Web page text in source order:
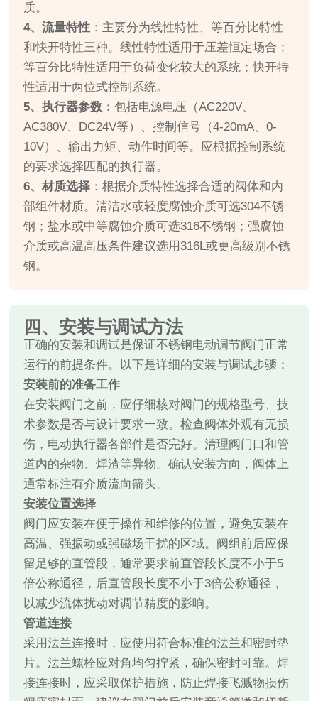
质。
4、流量特性 ：主要分为线性特性、等百分比特性
和快开特性三种。线性特性适用于压差恒定场合；
等百分比特性适用于负荷变化较大的系统；快开特
性适用于两位式控制系统。
5、执行器参数 ：包括电源电压（AC220V、
AC380V、DC24V等）、控制信号（4-20mA、0-
10V）、输出力矩、动作时间等。应根据控制系统
的要求选择匹配的执行器。
6、材质选择 ：根据介质特性选择合适的阀体和内
部组件材质。清洁水或轻度腐蚀介质可选304不锈
钢；盐水或中等腐蚀介质可选316不锈钢；强腐蚀
介质或高温高压条件建议选用316L或更高级别不锈
钢。
四、安装与调试方法
正确的安装和调试是保证不锈钢电动调节阀门正常
运行的前提条件。以下是详细的安装与调试步骤：
安装前的准备工作
在安装阀门之前，应仔细核对阀门的规格型号、技
术参数是否与设计要求一致。检查阀体外观有无损
伤，电动执行器各部件是否完好。清理阀门口和管
道内的杂物、焊渣等异物。确认安装方向，阀体上
通常标注有介质流向箭头。
安装位置选择
阀门应安装在便于操作和维修的位置，避免安装在
高温、强振动或强磁场干扰的区域。阀组前后应保
留足够的直管段，通常要求前直管段长度不小于5
倍公称通径，后直管段长度不小于3倍公称通径，
以减少流体扰动对调节精度的影响。
管道连接
采用法兰连接时，应使用符合标准的法兰和密封垫
片。法兰螺栓应对角均匀拧紧，确保密封可靠。焊
接连接时，应采取保护措施，防止焊接飞溅物损伤